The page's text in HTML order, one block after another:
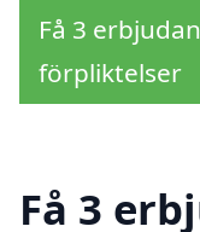
Få 3
förpliktelser
Få 3